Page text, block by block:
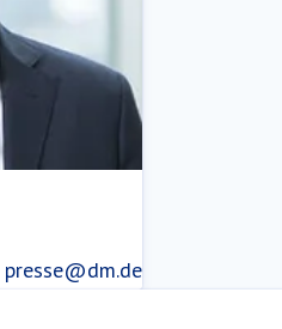
presse@dm.de